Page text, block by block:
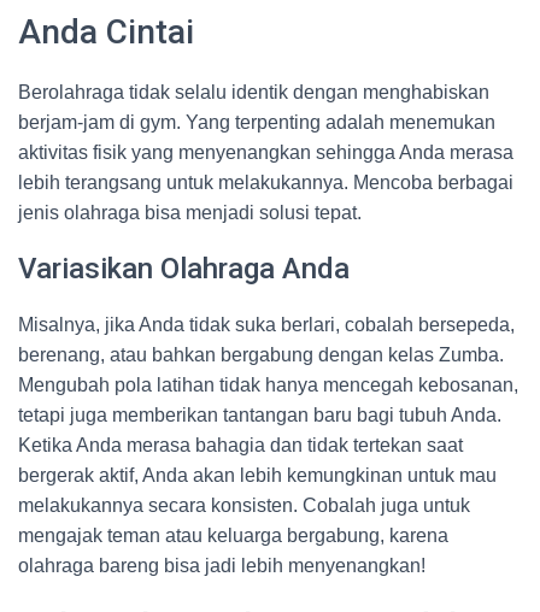
Anda Cintai
Berolahraga tidak selalu identik dengan menghabiskan
berjam-jam di gym. Yang terpenting adalah menemukan
aktivitas fisik yang menyenangkan sehingga Anda merasa
lebih terangsang untuk melakukannya. Mencoba berbagai
jenis olahraga bisa menjadi solusi tepat.
Variasikan Olahraga Anda
Misalnya, jika Anda tidak suka berlari, cobalah bersepeda,
berenang, atau bahkan bergabung dengan kelas Zumba.
Mengubah pola latihan tidak hanya mencegah kebosanan,
tetapi juga memberikan tantangan baru bagi tubuh Anda.
Ketika Anda merasa bahagia dan tidak tertekan saat
bergerak aktif, Anda akan lebih kemungkinan untuk mau
melakukannya secara konsisten. Cobalah juga untuk
mengajak teman atau keluarga bergabung, karena
olahraga bareng bisa jadi lebih menyenangkan!